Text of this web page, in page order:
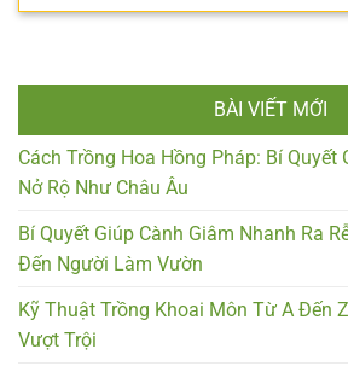
BÀI VIẾT MỚI
Cách Trồng Hoa Hồng Pháp: Bí Quyết
Nở Rộ Như Châu Âu
Bí Quyết Giúp Cành Giâm Nhanh Ra
Đến Người Làm Vườn
Kỹ Thuật Trồng Khoai Môn Từ A Đến
Vượt Trội